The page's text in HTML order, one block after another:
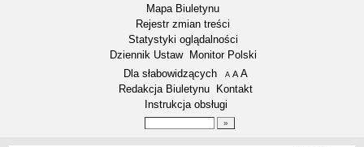
Mapa Biuletynu
Rejestr zmian treści
Statystyki oglądalności
Dziennik Ustaw
Monitor Polski
Menu dodatkowe
Dla słabowidzących A pomniejsz czcionkę
A standardowy rozmiar czcionki
A
Redakcja Biuletynu
Kontakt
Instrukcja obsługi